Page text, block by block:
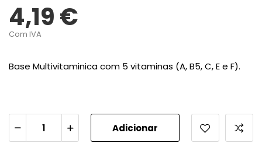
4,19 €
Com IVA
Base Multivitaminica com 5 vitaminas (A, B5, C, E e F).
Adicionar